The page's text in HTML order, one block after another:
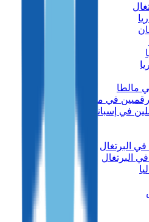
مالطا
في مالطا
في إسبانيا
في البرتغال
البرتغال